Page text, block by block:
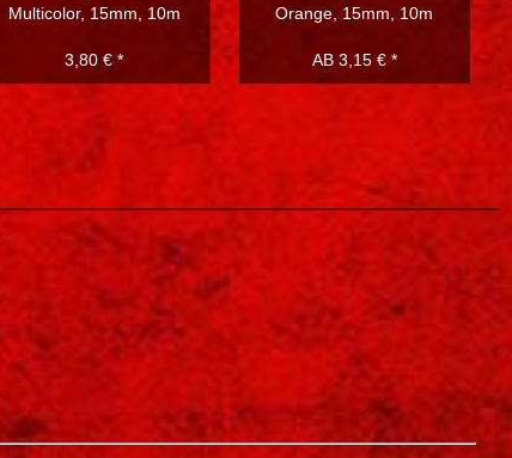
Multicolor, 15mm, 10m
3,80 € *
Orange, 15mm, 10m
AB 3,15 € *